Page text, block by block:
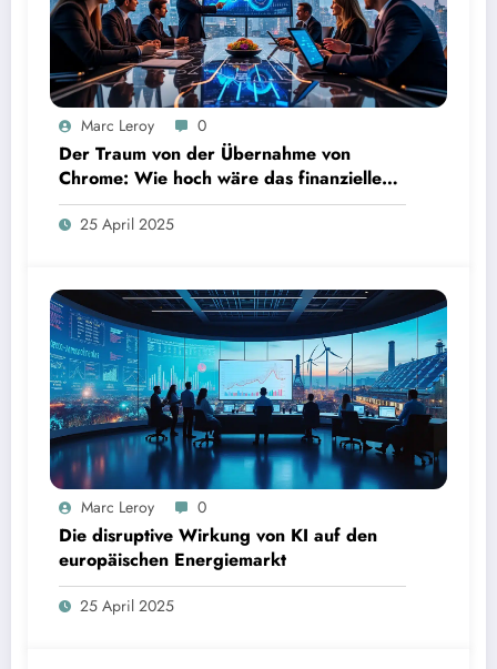
Marc Leroy 0
Der Traum von der Übernahme von
Chrome: Wie hoch wäre das finanzielle
Risiko?
25 April 2025
Marc Leroy 0
Die disruptive Wirkung von KI auf den
europäischen Energiemarkt
25 April 2025